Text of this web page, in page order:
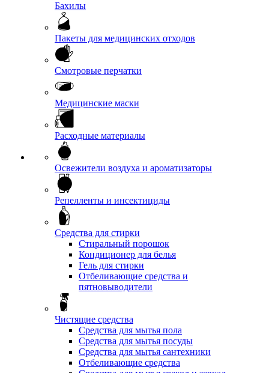
Бахилы
Пакеты для медицинских отходов
Смотровые перчатки
Медицинские маски
Расходные материалы
Освежители воздуха и ароматизаторы
Репелленты и инсектициды
Средства для стирки
Стиральный порошок
Кондиционер для белья
Гель для стирки
Отбеливающие средства и
пятновыводители
Чистящие средства
Средства для мытья пола
Средства для мытья посуды
Средства для мытья сантехники
Отбеливающие средства